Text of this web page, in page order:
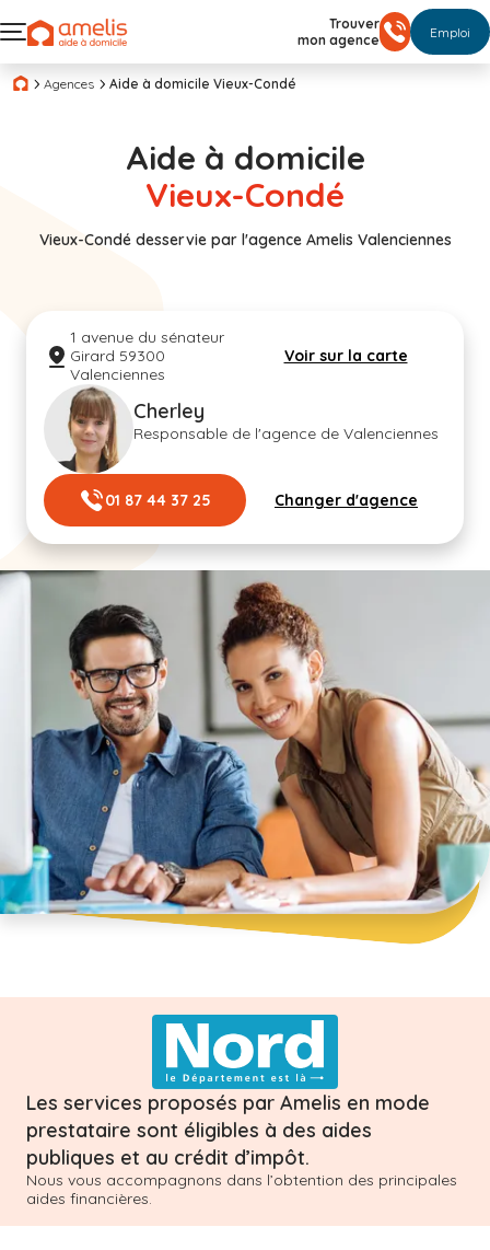
Trouver
mon agence
Emploi
Agences Aide à domicile Vieux-Condé
Aide à domicile
Vieux-Condé
Vieux-Condé desservie par l'agence Amelis Valenciennes
1 avenue du sénateur
Girard 59300
Valenciennes
Voir sur la carte
Cherley
Responsable de l'agence de Valenciennes
01 87 44 37 25 Changer d'agence
Les services proposés par Amelis en mode
prestataire sont éligibles à des aides
publiques et au crédit d’impôt.
Nous vous accompagnons dans l’obtention des principales
aides financières.